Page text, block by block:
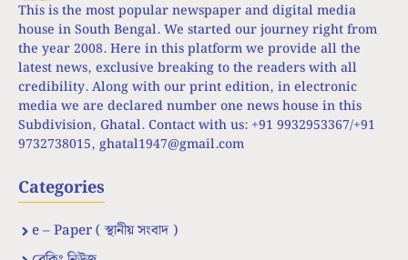
This is the most popular newspaper and digital media
house in South Bengal. We started our journey right from
the year 2008. Here in this platform we provide all the
latest news, exclusive breaking to the readers with all
credibility. Along with our print edition, in electronic
media we are declared number one news house in this
Subdivision, Ghatal. Contact with us: +91 9932953367/+91
9732738015, ghatal1947@gmail.com
Categories
e – Paper ( স্থানীয় সংবাদ )